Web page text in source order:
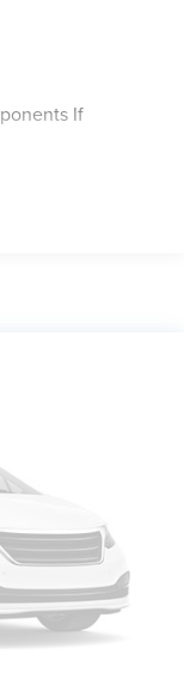
If